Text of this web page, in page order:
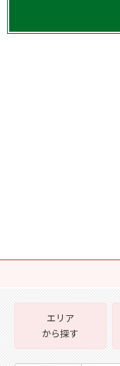
エリア
から探す